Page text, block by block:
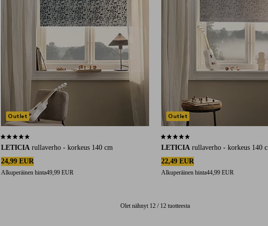
LETICIA rullaverho - korkeus 140 cm
24,99 EUR
Alkuperäinen hinta49,99 EUR
4,4 perustuen 5 arvosanaan
Outlet
LETICIA rullaverho - korkeus 140
22,49 EUR
Alkuperäinen hinta44,99 EUR
4,4 perustuen 5 arvosanaan
Outlet
Olet nähnyt 12 / 12 tuotteesta